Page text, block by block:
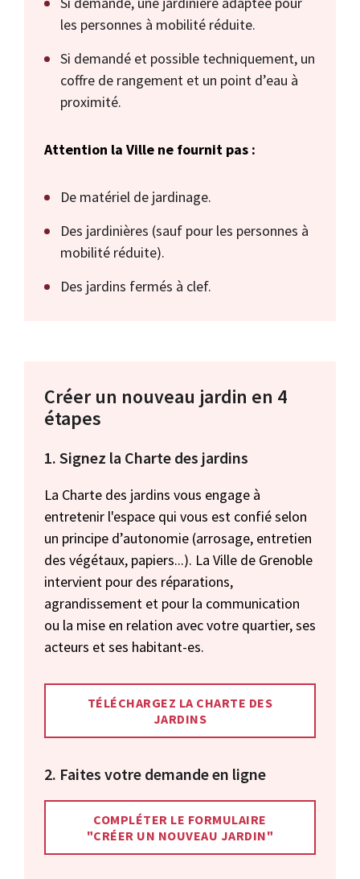
les personnes à mobilité réduite.
Si demandé et possible techniquement, un
coffre de rangement et un point d’eau à
proximité.
Attention la Ville ne fournit pas :
De matériel de jardinage.
Des jardinières (sauf pour les personnes à
mobilité réduite).
Des jardins fermés à clef.
Créer un nouveau jardin en 4
étapes
1. Signez la Charte des jardins
La Charte des jardins vous engage à
entretenir l'espace qui vous est confié selon
un principe d’autonomie (arrosage, entretien
des végétaux, papiers...). La Ville de Grenoble
intervient pour des réparations,
agrandissement et pour la communication
ou la mise en relation avec votre quartier, ses
acteurs et ses habitant-es.
TÉLÉCHARGEZ LA CHARTE DES
JARDINS
2. Faites votre demande en ligne
COMPLÉTER LE FORMULAIRE
"CRÉER UN NOUVEAU JARDIN"